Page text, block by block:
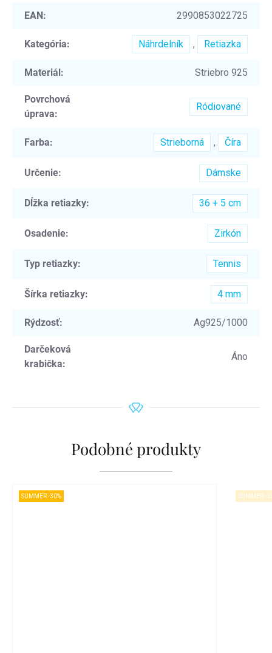
EAN: 2990853022725
Kategória: Náhrdelník , Retiazka
Materiál: Striebro 925
Povrchová
úprava:
Ródiované
Farba: Strieborná , Číra
Určenie: Dámske
Dĺžka retiazky: 36 + 5 cm
Osadenie: Zirkón
Typ retiazky: Tennis
Šírka retiazky: 4 mm
Rýdzosť: Ag925/1000
Darčeková
krabička:
Áno
Podobné produkty
SUMMER -30% SUMMER -